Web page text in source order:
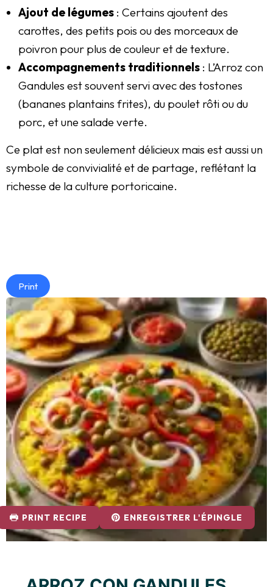
Ajout de légumes : Certains ajoutent des
carottes, des petits pois ou des morceaux de
poivron pour plus de couleur et de texture.
Accompagnements traditionnels : L’Arroz con
Gandules est souvent servi avec des tostones
(bananes plantains frites), du poulet rôti ou du
porc, et une salade verte.
Ce plat est non seulement délicieux mais est aussi un
symbole de convivialité et de partage, reflétant la
richesse de la culture portoricaine.
Print
PRINT RECIPE ENREGISTRER L'ÉPINGLE